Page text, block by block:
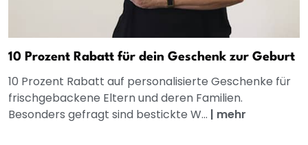
10 Prozent Rabatt für dein Geschenk zur Geburt
10 Prozent Rabatt auf personalisierte Geschenke für
frischgebackene Eltern und deren Familien.
Besonders gefragt sind bestickte W... | mehr